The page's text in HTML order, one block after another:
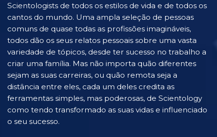
Scientologists de todos os estilos de vida e de todos os
cantos do mundo. Uma ampla seleção de pessoas
comuns de quase todas as profissões imagináveis,
todos dão os seus relatos pessoais sobre uma vasta
variedade de tópicos, desde ter sucesso no trabalho a
criar uma família. Mas não importa quão diferentes
sejam as suas carreiras, ou quão remota seja a
distância entre eles, cada um deles credita as
ferramentas simples, mas poderosas, de Scientology
como tendo transformado as suas vidas e influenciado
o seu sucesso.